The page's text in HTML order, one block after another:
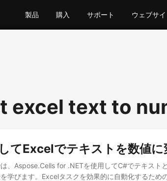
製品 購入 サポート ウェブサイ
excel text to
てExcelでテキストを数値に
、Aspose.Cells for .NETを使用してC#でテキスト
学びます。Excelタスクを効果的に自動化するため